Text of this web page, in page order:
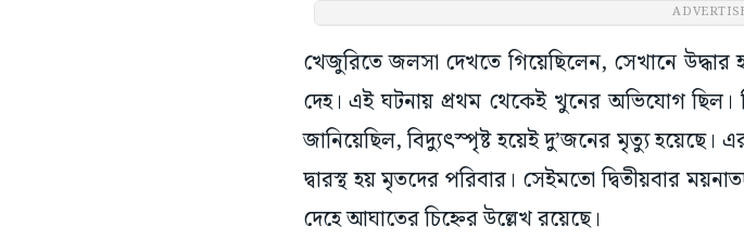
খেজুরিতে জলসা দেখতে গিয়েছিলেন, সেখানে
দেহ। এই ঘটনায় প্রথম থেকেই খুনের অভিযোগ
জানিয়েছিল, বিদ্যুৎস্পৃষ্ট হয়েই দু’জনের মৃত্যু
দ্বারস্থ হয় মৃতদের পরিবার। সেইমতো দ্বিতীয়বার
দেহে আঘাতের চিহ্নের উল্লেখ রয়েছে।